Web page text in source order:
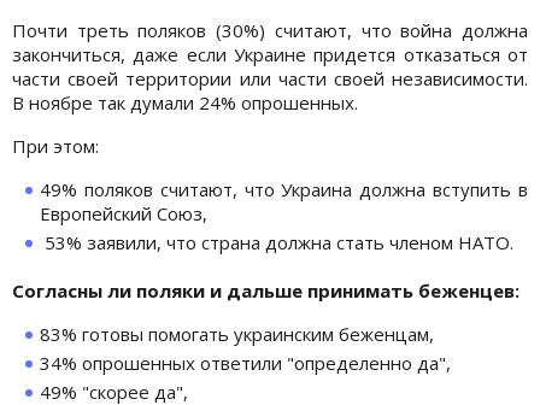
Почти треть поляков (30%) считают, что война должна
закончиться, даже если Украине придется отказаться от
части своей территории или части своей независимости.
В ноябре так думали 24% опрошенных.
При этом:
49% поляков считают, что Украина должна вступить в
Европейский Союз,
53% заявили, что страна должна стать членом НАТО.
Согласны ли поляки и дальше принимать беженцев:
83% готовы помогать украинским беженцам,
34% опрошенных ответили "определенно да",
49% "скорее да",